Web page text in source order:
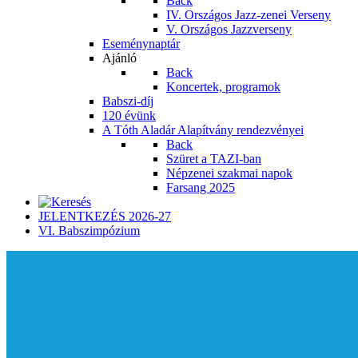
IV. Országos Jazz-zenei Verseny
V. Országos Jazzverseny
Eseménynaptár
Ajánló
Back
Koncertek, programok
Babszi-díj
120 évünk
A Tóth Aladár Alapítvány rendezvényei
Back
Szüret a TAZI-ban
Népzenei szakmai napok
Farsang 2025
JELENTKEZÉS 2026-27
VI. Babszimpózium